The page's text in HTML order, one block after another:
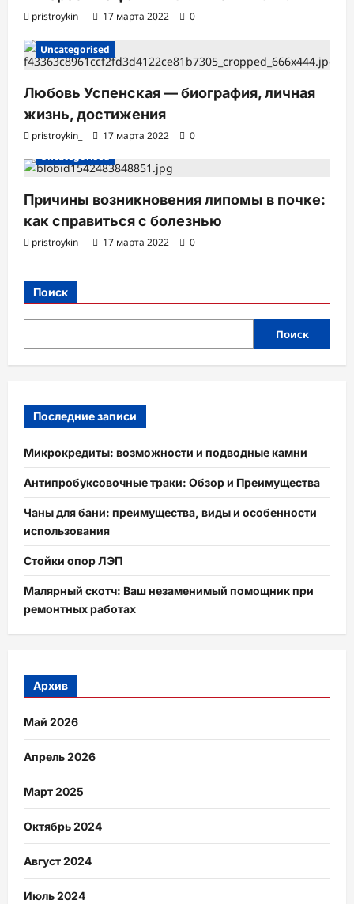
pristroykin_ 17 марта 2022 0
Uncategorised
Любовь Успенская — биография, личная
жизнь, достижения
pristroykin_ 17 марта 2022
0
Uncategorised
Причины возникновения липомы в почке:
как справиться с болезнью
pristroykin_ 17 марта 2022 0
Поиск
Поиск
Последние записи
Микрокредиты: возможности и подводные камни
Антипробуксовочные траки: Обзор и Преимущества
Чаны для бани: преимущества, виды и особенности
использования
Стойки опор ЛЭП
Малярный скотч: Ваш незаменимый помощник при
ремонтных работах
Архив
Май 2026
Апрель 2026
Март 2025
Октябрь 2024
Август 2024
Июль 2024